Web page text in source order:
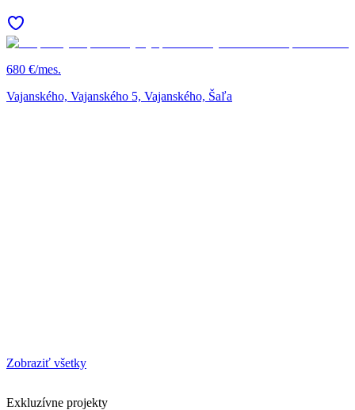
680 €/mes.
Vajanského, Vajanského 5, Vajanského, Šaľa
Zobraziť všetky
Exkluzívne projekty